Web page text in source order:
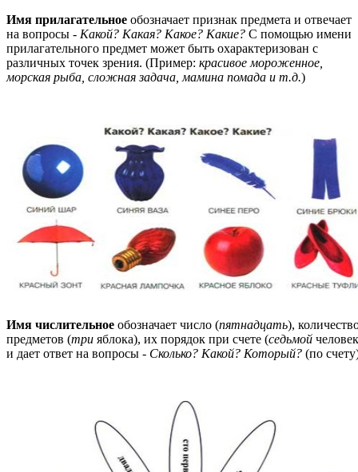
Имя прилагательное обозначает признак предмета и отвечает
на вопросы - Какой? Какая? Какое? Какие? С помощью имени
прилагательного предмет может быть охарактеризован с
различных точек зрения. (Пример: красивое мороженное,
морская рыба, сложная задача, мамина помада и т.д.)
Имя числительное обозначает число (пятнадцать),
предметов (три яблока), их порядок при счете (седьмой
и дает ответ на вопросы - Сколько? Какой? Который? (по